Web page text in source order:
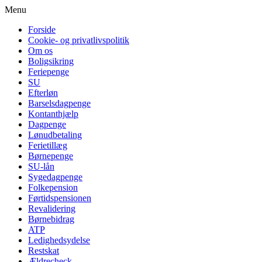
Menu
Forside
Cookie- og privatlivspolitik
Om os
Boligsikring
Feriepenge
SU
Efterløn
Barselsdagpenge
Kontanthjælp
Dagpenge
Lønudbetaling
Ferietillæg
Børnepenge
SU-lån
Sygedagpenge
Folkepension
Førtidspensionen
Revalidering
Børnebidrag
ATP
Ledighedsydelse
Restskat